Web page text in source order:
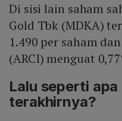
Di sisi lain saham
Gold Tbk (MDKA)
1.490 per saham
(ARCI) menguat
Lalu seperti
terakhirnya?